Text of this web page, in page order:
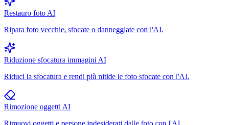
Restauro foto AI
Ripara foto vecchie, sfocate o danneggiate con l'AI.
Riduzione sfocatura immagini AI
Riduci la sfocatura e rendi più nitide le foto sfocate con l'AI.
Rimozione oggetti AI